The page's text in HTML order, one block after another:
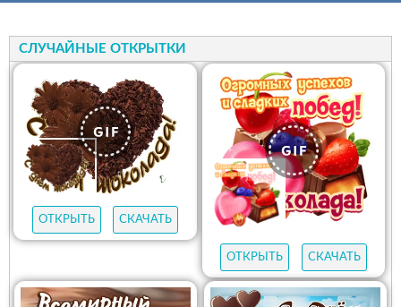
СЛУЧАЙНЫЕ ОТКРЫТКИ
ОТКРЫТЬ СКАЧАТЬ
ОТКРЫТЬ СКАЧАТЬ